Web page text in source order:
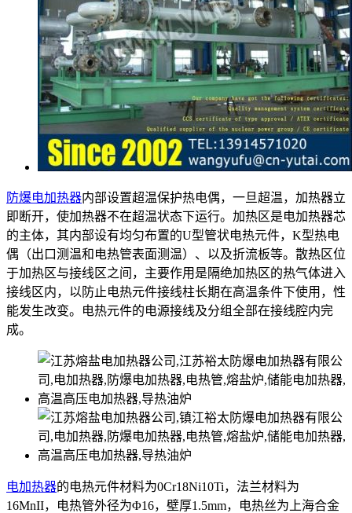
防爆电加热器内部设置超温保护热电偶，一旦超温，加热器立
即断开，使加热器不在超温状态下运行。加热区是电加热器芯
的主体，其内部设有均匀布置的U型管状电热元件，K型热电
偶（出口测温和电热管表面测温）、以及折流板等。散热区位
于加热区与接线区之间，主要作用是隔绝加热区的热气体进入
接线区内，以防止电热元件接线柱长期在高温条件下使用，性
能发生改变。电热元件的电源接线及分组全部在接线腔内完
成。
电加热器的电热元件材料为0Cr18Ni10Ti，法兰材料为
16MnII，电热管外径为Φ16，壁厚1.5mm，电热丝为上海合金